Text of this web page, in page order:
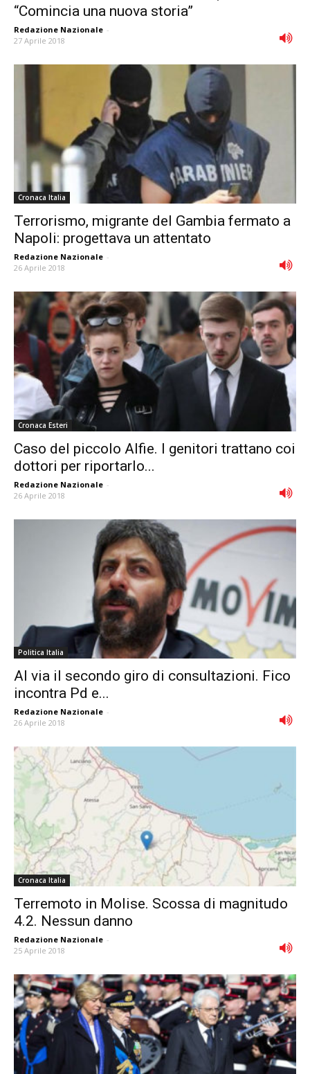
“Comincia una nuova storia”
Redazione Nazionale -
27 Aprile 2018
Cronaca Italia
Terrorismo, migrante del Gambia fermato a
Napoli: progettava un attentato
Redazione Nazionale -
26 Aprile 2018
Cronaca Esteri
Caso del piccolo Alfie. I genitori trattano coi
dottori per riportarlo...
Redazione Nazionale -
26 Aprile 2018
Politica Italia
Al via il secondo giro di consultazioni. Fico
incontra Pd e...
Redazione Nazionale -
26 Aprile 2018
Cronaca Italia
Terremoto in Molise. Scossa di magnitudo
4.2. Nessun danno
Redazione Nazionale -
25 Aprile 2018